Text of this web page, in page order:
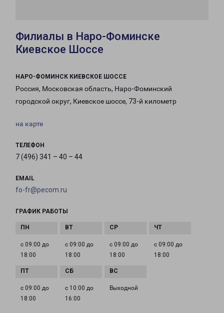
Филиалы в Наро-Фоминске
Киевское Шоссе
НАРО-ФОМИНСК КИЕВСКОЕ ШОССЕ
Россия, Московская область, Наро-Фоминский
городской округ, Киевское шоссе, 73-й километр
на карте
ТЕЛЕФОН
7 (496) 341 – 40 – 44
EMAIL
fo-fr@pecom.ru
ГРАФИК РАБОТЫ
с 09:00 до
18:00
с 09:00 до
18:00
с 09:00 до
18:00
с 09:00 до
18:00
с 09:00 до
18:00
с 10:00 до
16:00
Выходной